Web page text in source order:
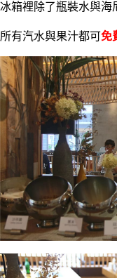
冰箱裡除了瓶裝水與海
所有汽水與果汁都可免